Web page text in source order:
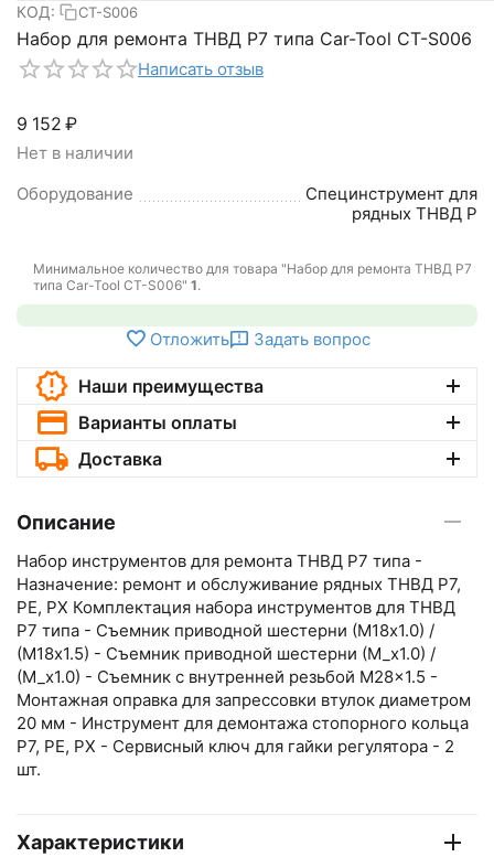
КОД: CT-S006
Набор для ремонта ТНВД P7 типа Car-Tool CT-S006
Написать отзыв
9 152 ₽
Нет в наличии
Оборудование
Специнструмент для
рядных ТНВД P
Минимальное количество для товара "Набор для ремонта ТНВД P7
типа Car-Tool CT-S006" 1.
Отложить Задать вопрос
Наши преимущества
Варианты оплаты
Доставка
Описание
Набор инструментов для ремонта ТНВД P7 типа -
Назначение: ремонт и обслуживание рядных ТНВД P7,
PE, PX Комплектация набора инструментов для ТНВД
P7 типа - Съемник приводной шестерни (М18х1.0) /
(М18х1.5) - Съемник приводной шестерни (М_х1.0) /
(М_х1.0) - Съемник с внутренней резьбой M28x1.5 -
Монтажная оправка для запрессовки втулок диаметром
20 мм - Инструмент для демонтажа стопорного кольца
P7, PE, PX - Сервисный ключ для гайки регулятора - 2
шт.
Характеристики